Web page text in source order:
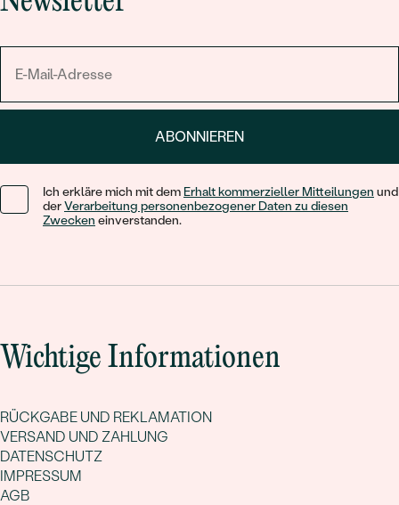
ABONNIEREN
Ich erkläre mich mit dem Erhalt kommerzieller Mitteilungen und
derVerarbeitung personenbezogener Daten zu diesen
Zwecken einverstanden.
Wichtige Informationen
RÜCKGABE UND REKLAMATION
VERSAND UND ZAHLUNG
DATENSCHUTZ
IMPRESSUM
AGB